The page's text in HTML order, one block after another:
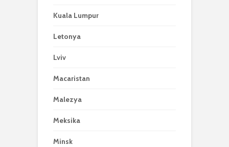
Kuala Lumpur
Letonya
Lviv
Macaristan
Malezya
Meksika
Minsk